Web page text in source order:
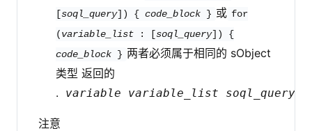
[soql_query]) { code_block } 或 for
(variable_list : [soql_query]) {
code_block } 两者必须属于相同的 sObject
类型 返回的
.
variable variable_list soql_query
注意